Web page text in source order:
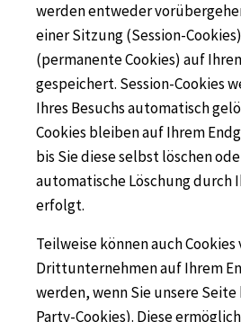
werden entweder
einer Sitzung (Session-
(permanente Cookies) auf
gespeichert. Session-Cookies
Ihres Besuchs automatisch
Cookies bleiben auf Ihrem
bis Sie diese selbst löschen
automatische Löschung durch
erfolgt.
Teilweise können auch Cookies
Drittunternehmen auf Ihrem
werden, wenn Sie unsere
Party-Cookies). Diese